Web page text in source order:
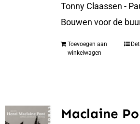
Tonny Claassen -
Bouwen voor de
Toevoegen aan
winkelwagen
Maclaine